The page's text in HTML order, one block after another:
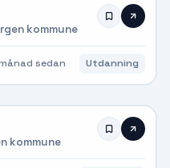
kommune
sedan Utdanning
kommune